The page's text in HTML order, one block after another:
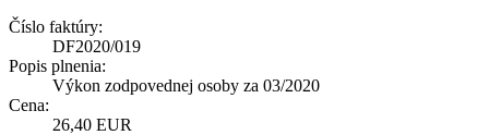
Číslo faktúry:
DF2020/019
Popis plnenia:
Výkon zodpovednej osoby za 03/2020
Cena:
26,40 EUR